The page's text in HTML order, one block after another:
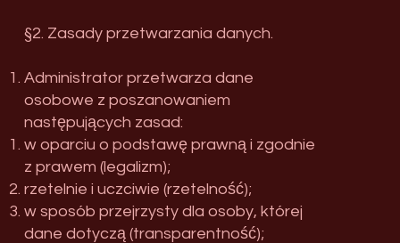
§2. Zasady przetwarzania danych.
Administrator przetwarza dane
osobowe z poszanowaniem
następujących zasad:
w oparciu o podstawę prawną i zgodnie
z prawem (legalizm);
rzetelnie i uczciwie (rzetelność);
w sposób przejrzysty dla osoby, której
dane dotyczą (transparentność);